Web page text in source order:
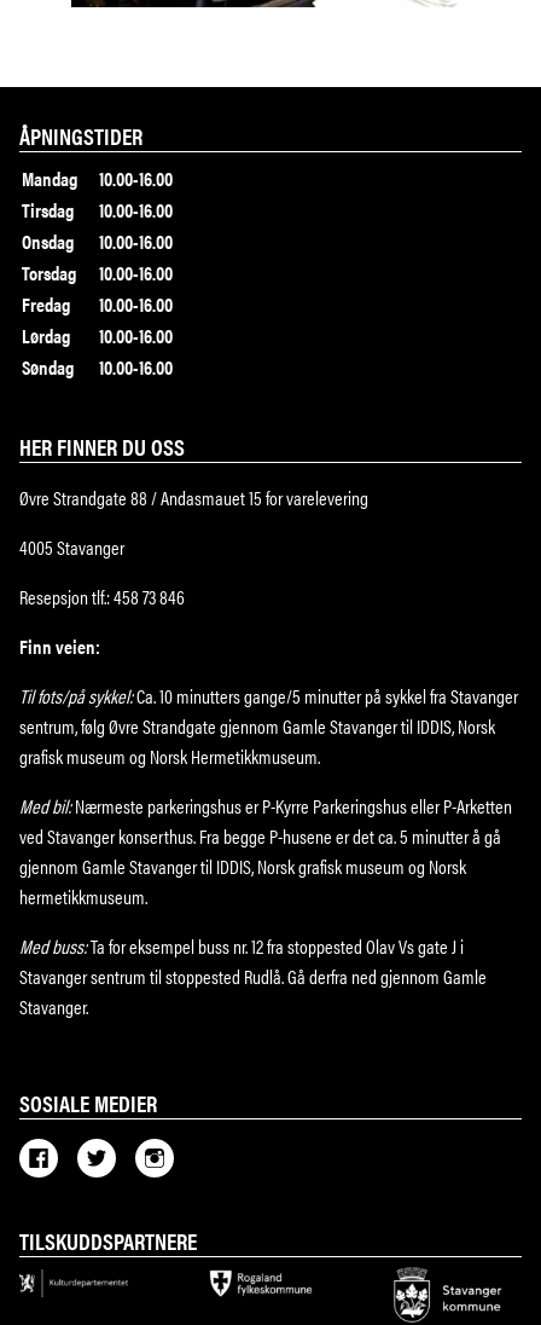
ÅPNINGSTIDER
Mandag
10.00-16.00
Tirsdag
10.00-16.00
Onsdag
10.00-16.00
Torsdag
10.00-16.00
Fredag
10.00-16.00
Lørdag
10.00-16.00
Søndag
10.00-16.00
HER FINNER DU OSS
Øvre Strandgate 88 / Andasmauet 15 for varelevering
4005 Stavanger
Resepsjon tlf.: 458 73 846
Finn veien:
Til fots/på sykkel:Ca. 10 minutters gange/5 minutter på sykkel fra Stavanger
sentrum, følg Øvre Strandgate gjennom Gamle Stavanger til IDDIS, Norsk
grafisk museum og Norsk Hermetikkmuseum.
Med bil:Nærmeste parkeringshus er P-Kyrre Parkeringshus eller P-Arketten
ved Stavanger konserthus. Fra begge P-husene er det ca. 5 minutter å gå
gjennom Gamle Stavanger til IDDIS, Norsk grafisk museum og Norsk
hermetikkmuseum.
Med buss:Ta for eksempel buss nr. 12 fra stoppested Olav Vs gate J i
Stavanger sentrum til stoppested Rudlå. Gå derfra ned gjennom Gamle
Stavanger.
SOSIALE MEDIER
TILSKUDDSPARTNERE